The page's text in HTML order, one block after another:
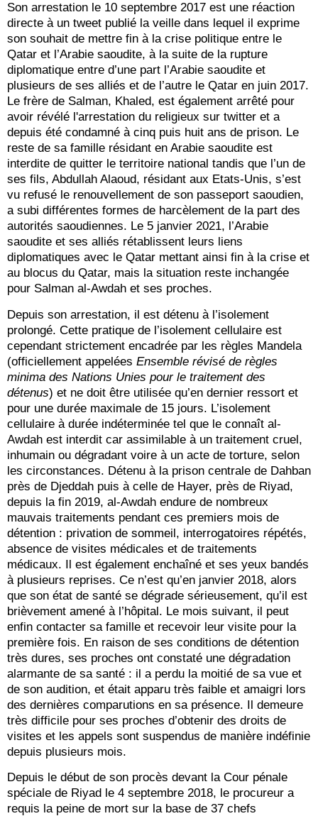
Son arrestation le 10 septembre 2017 est une réaction
directe à un tweet publié la veille dans lequel il exprime
son souhait de mettre fin à la crise politique entre le
Qatar et l’Arabie saoudite, à la suite de la rupture
diplomatique entre d’une part l’Arabie saoudite et
plusieurs de ses alliés et de l’autre le Qatar en juin 2017.
Le frère de Salman, Khaled, est également arrêté pour
avoir révélé l'arrestation du religieux sur twitter et a
depuis été condamné à cinq puis huit ans de prison. Le
reste de sa famille résidant en Arabie saoudite est
interdite de quitter le territoire national tandis que l’un de
ses fils, Abdullah Alaoud, résidant aux Etats-Unis, s’est
vu refusé le renouvellement de son passeport saoudien,
a subi différentes formes de harcèlement de la part des
autorités saoudiennes. Le 5 janvier 2021, l’Arabie
saoudite et ses alliés rétablissent leurs liens
diplomatiques avec le Qatar mettant ainsi fin à la crise et
au blocus du Qatar, mais la situation reste inchangée
pour Salman al-Awdah et ses proches.
Depuis son arrestation, il est détenu à l’isolement
prolongé. Cette pratique de l’isolement cellulaire est
cependant strictement encadrée par les règles Mandela
(officiellement appelées Ensemble révisé de règles
minima des Nations Unies pour le traitement des
détenus) et ne doit être utilisée qu’en dernier ressort et
pour une durée maximale de 15 jours. L’isolement
cellulaire à durée indéterminée tel que le connaît al-
Awdah est interdit car assimilable à un traitement cruel,
inhumain ou dégradant voire à un acte de torture, selon
les circonstances. Détenu à la prison centrale de Dahban
près de Djeddah puis à celle de Hayer, près de Riyad,
depuis la fin 2019, al-Awdah endure de nombreux
mauvais traitements pendant ces premiers mois de
détention : privation de sommeil, interrogatoires répétés,
absence de visites médicales et de traitements
médicaux. Il est également enchaîné et ses yeux bandés
à plusieurs reprises. Ce n’est qu’en janvier 2018, alors
que son état de santé se dégrade sérieusement, qu’il est
brièvement amené à l’hôpital. Le mois suivant, il peut
enfin contacter sa famille et recevoir leur visite pour la
première fois. En raison de ses conditions de détention
très dures, ses proches ont constaté une dégradation
alarmante de sa santé : il a perdu la moitié de sa vue et
de son audition, et était apparu très faible et amaigri lors
des dernières comparutions en sa présence. Il demeure
très difficile pour ses proches d’obtenir des droits de
visites et les appels sont suspendus de manière indéfinie
depuis plusieurs mois.
Depuis le début de son procès devant la Cour pénale
spéciale de Riyad le 4 septembre 2018, le procureur a
requis la peine de mort sur la base de 37 chefs